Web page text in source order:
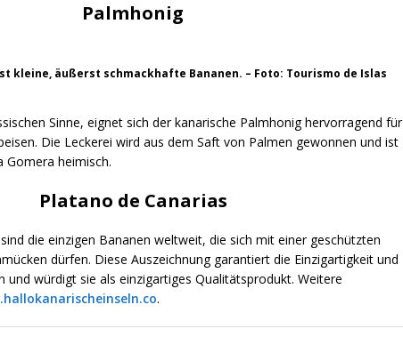
Palmhonig
kleine, äußerst schmackhafte Bananen. – Foto: Tourismo de Islas
Sinne, eignet sich der kanarische Palmhonig hervorragend für
Die Leckerei wird aus dem Saft von Palmen gewonnen und ist
Gomera heimisch.
Platano de Canarias
die einzigen Bananen weltweit, die sich mit einer geschützten
dürfen. Diese Auszeichnung garantiert die Einzigartigkeit und
und würdigt sie als einzigartiges Qualitätsprodukt. Weitere
.